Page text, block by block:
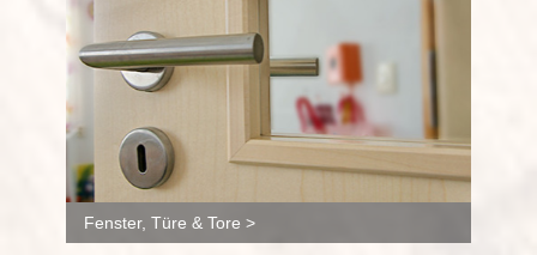
Fenster, Türe & Tore >